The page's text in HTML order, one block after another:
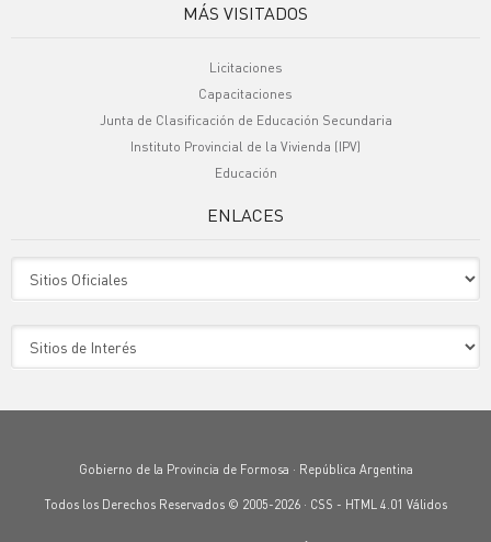
MÁS VISITADOS
Licitaciones
Capacitaciones
Junta de Clasificación de Educación Secundaria
Instituto Provincial de la Vivienda (IPV)
Educación
ENLACES
Gobierno de la Provincia de Formosa · República Argentina
Todos los Derechos Reservados © 2005-2026 · CSS - HTML 4.01 Válidos